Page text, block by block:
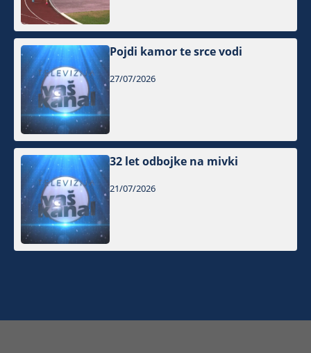
Pojdi kamor te srce vodi
27/07/2026
32 let odbojke na mivki
21/07/2026